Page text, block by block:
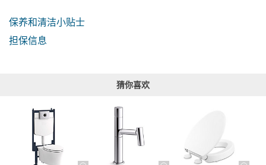
保养和清洁小贴士
担保信息
猜你喜欢